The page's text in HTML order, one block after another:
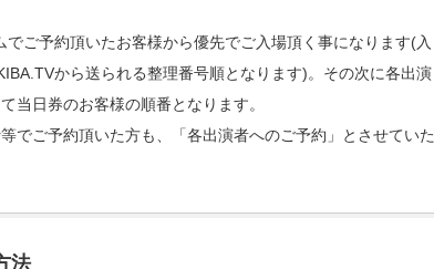
ご予約頂いたお客様から優先でご入場頂く事になります(入
から送られる整理番号順となります)。その次に各出演
当日券のお客様の順番となります。
でご予約頂いた方も、「各出演者へのご予約」とさせていた
法